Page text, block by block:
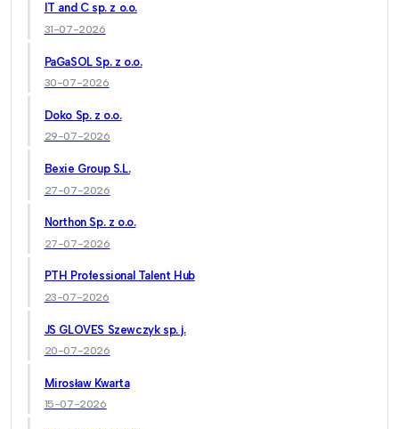
IT and C sp. z o.o.
31-07-2026
PaGaSOL Sp. z o.o.
30-07-2026
Doko Sp. z o.o.
29-07-2026
Bexie Group S.L.
27-07-2026
Northon Sp. z o.o.
27-07-2026
PTH Professional Talent Hub
23-07-2026
JS GLOVES Szewczyk sp. j.
20-07-2026
Mirosław Kwarta
15-07-2026